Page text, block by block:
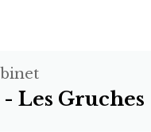
Les Gruches